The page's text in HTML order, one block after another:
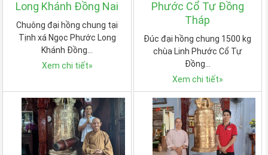
Long Khánh Đồng Nai
Chuông đại hồng chung tại
Tịnh xá Ngọc Phước Long
Khánh Đồng…
Xem chi tiết»
Phước Cổ Tự Đồng
Tháp
Đúc đại hồng chung 1500 kg
chùa Linh Phước Cổ Tự
Đồng…
Xem chi tiết»